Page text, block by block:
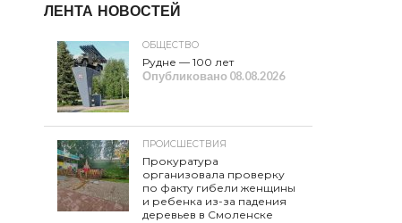
ЛЕНТА НОВОСТЕЙ
ОБЩЕСТВО
Рудне — 100 лет
Опубликовано08.08.2026
ПРОИСШЕСТВИЯ
Прокуратура
организовала проверку
по факту гибели женщины
и ребенка из-за падения
деревьев в Смоленске